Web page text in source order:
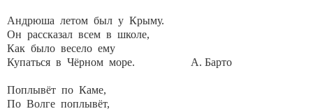
Андрюша летом был у Крыму.
Он рассказал всем в школе,
Как было весело ему
Купаться в Чёрном море. А. Барто
Поплывёт по Каме,
По Волге поплывёт,